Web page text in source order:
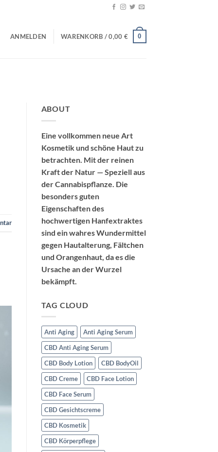
ANMELDEN WARENKORB /0,00 € 0
ABOUT
Eine vollkommen neue Art
Kosmetik und schöne Haut zu
betrachten. Mit der reinen
Kraft der Natur — Speziell aus
der Cannabispflanze. Die
besonders guten
Eigenschaften des
hochwertigen Hanfextraktes
sind ein wahres Wundermittel
gegen Hautalterung, Fältchen
und Orangenhaut, da es die
Ursache an der Wurzel
bekämpft.
TAG CLOUD
Anti Aging
Anti Aging Serum
CBD Anti Aging Serum
CBD Body Lotion
CBD BodyOil
CBD Creme
CBD Face Lotion
CBD Face Serum
CBD Gesichtscreme
CBD Kosmetik
CBD Körperpflege